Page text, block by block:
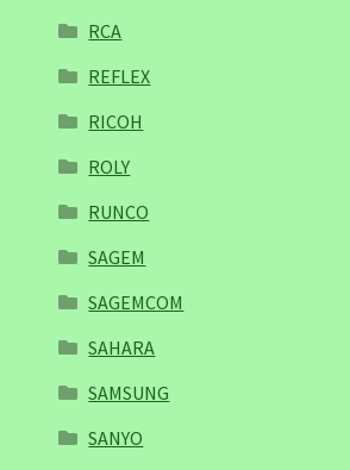
RCA
REFLEX
RICOH
ROLY
RUNCO
SAGEM
SAGEMCOM
SAHARA
SAMSUNG
SANYO